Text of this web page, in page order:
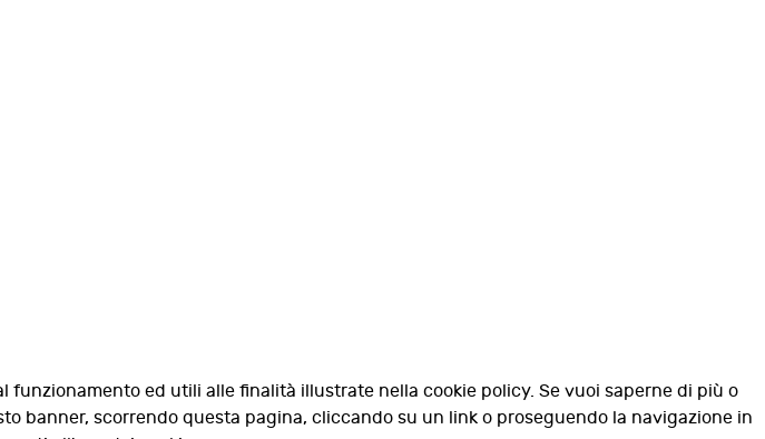
ed utili alle finalità illustrate nella cookie policy. Se vuoi saperne di più o
banner, scorrendo questa pagina, cliccando su un link o proseguendo la navigazione in